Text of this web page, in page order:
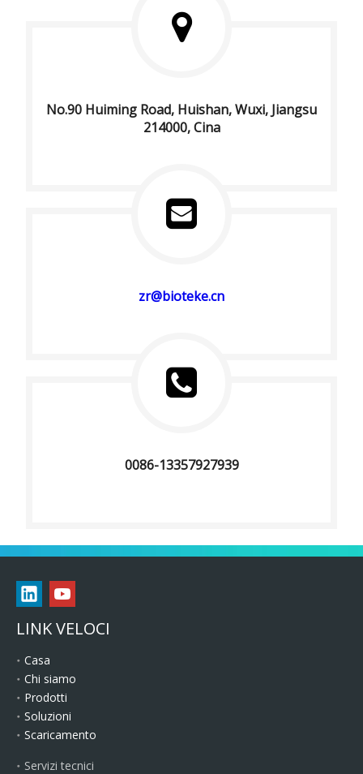
No.90 Huiming Road, Huishan, Wuxi, Jiangsu
214000, Cina
zr@bioteke.cn
0086-13357927939
LINK VELOCI
Casa
Chi siamo
Prodotti
Soluzioni
Scaricamento
Servizi tecnici